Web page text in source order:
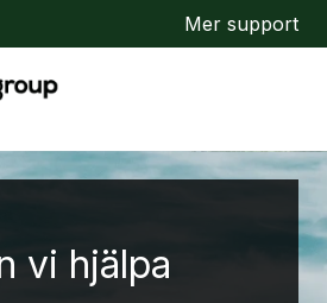
för översättningar
Mer support
vi hjälpa